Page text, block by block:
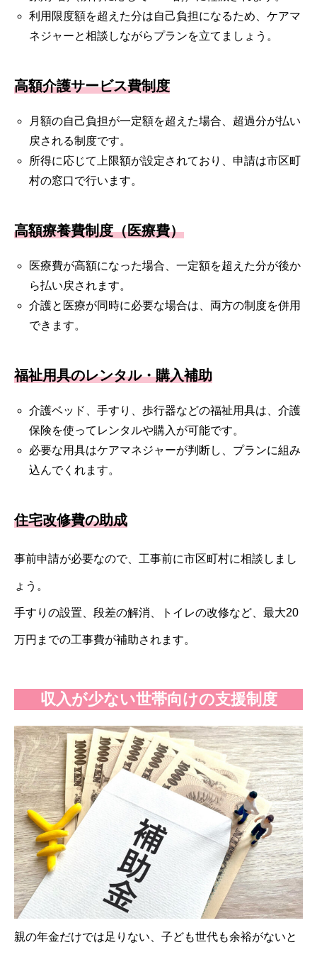
利用限度額を超えた分は自己負担になるため、ケアマ
ネジャーと相談しながらプランを立てましょう。
高額介護サービス費制度
月額の自己負担が一定額を超えた場合、超過分が払い
戻される制度です。
所得に応じて上限額が設定されており、申請は市区町
村の窓口で行います。
高額療養費制度（医療費）
医療費が高額になった場合、一定額を超えた分が後か
ら払い戻されます。
介護と医療が同時に必要な場合は、両方の制度を併用
できます。
福祉用具のレンタル・購入補助
介護ベッド、手すり、歩行器などの福祉用具は、介護
保険を使ってレンタルや購入が可能です。
必要な用具はケアマネジャーが判断し、プランに組み
込んでくれます。
住宅改修費の助成
事前申請が必要なので、工事前に市区町村に相談しまし
ょう。
手すりの設置、段差の解消、トイレの改修など、最大20
万円までの工事費が補助されます。
収入が少ない世帯向けの支援制度
親の年金だけでは足りない、子ども世代も余裕がないと